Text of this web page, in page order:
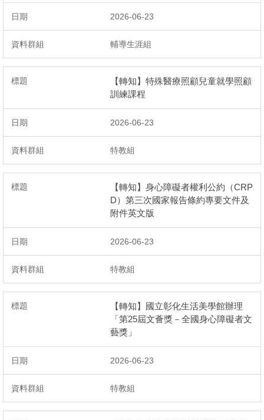
2026-06-23
輔導生涯組
【轉知】特殊醫療照顧兒童就學照顧
訓練課程
2026-06-23
特教組
【轉知】身心障礙者權利公約（CRP
D）第三次國家報告條約專要文件及
附件英文版
2026-06-23
特教組
【轉知】國立彰化生活美學館辦理
「第25屆文薈獎－全國身心障礙者文
藝獎」
2026-06-23
特教組